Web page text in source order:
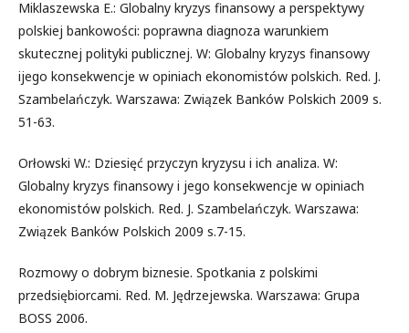
Miklaszewska E.: Globalny kryzys finansowy a perspektywy
polskiej bankowości: poprawna diagnoza warunkiem
skutecznej polityki publicznej. W: Globalny kryzys finansowy
ijego konsekwencje w opiniach ekonomistów polskich. Red. J.
Szambelańczyk. Warszawa: Związek Banków Polskich 2009 s.
51-63.
Orłowski W.: Dziesięć przyczyn kryzysu i ich analiza. W:
Globalny kryzys finansowy i jego konsekwencje w opiniach
ekonomistów polskich. Red. J. Szambelańczyk. Warszawa:
Związek Banków Polskich 2009 s.7-15.
Rozmowy o dobrym biznesie. Spotkania z polskimi
przedsiębiorcami. Red. M. Jędrzejewska. Warszawa: Grupa
BOSS 2006.